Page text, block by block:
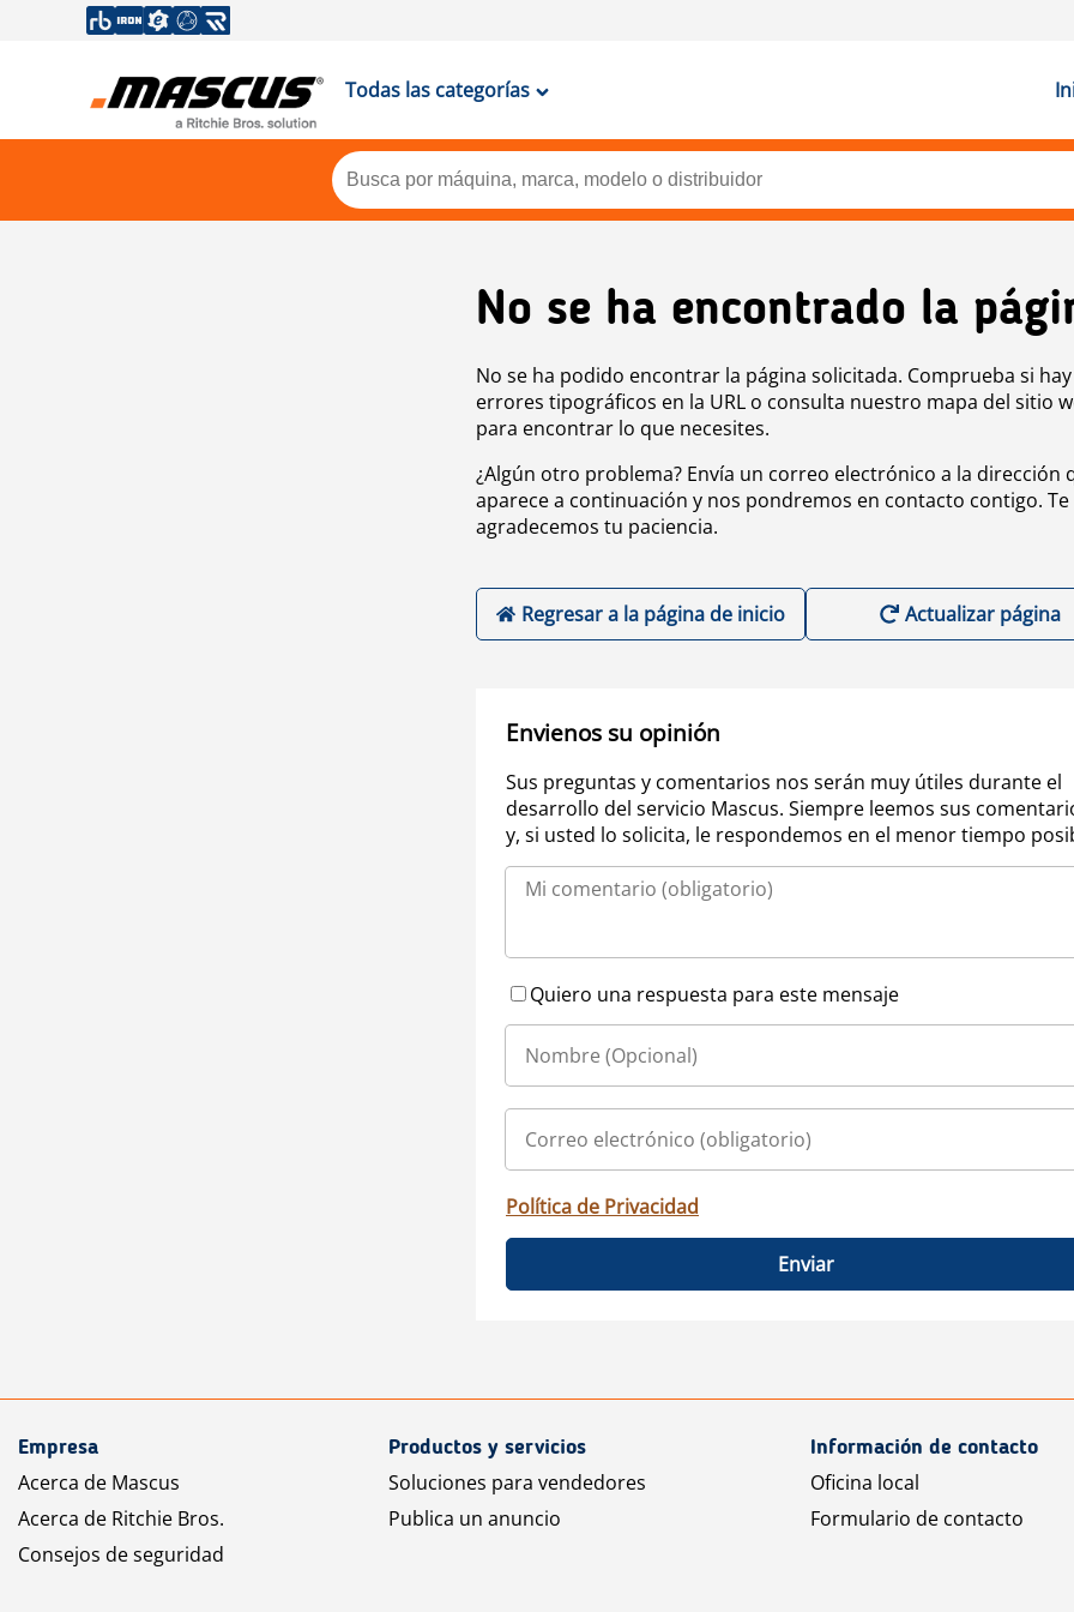
Todas las categorías
No se ha encontrado la
No se ha podido encontrar la página solicitada. Comprueba si hay
errores tipográficos en la URL o consulta nuestro mapa del sitio
para encontrar lo que necesites.
¿Algún otro problema? Envía un correo electrónico a la dirección
aparece a continuación y nos pondremos en contacto contigo. Te
agradecemos tu paciencia.
Regresar a la página de inicio Actualizar página
Envienos su opinión
Sus preguntas y comentarios nos serán muy útiles durante el
desarrollo del servicio Mascus. Siempre leemos sus
y, si usted lo solicita, le respondemos en el menor tiempo
Quiero una respuesta para este mensaje
Política de Privacidad
Enviar
Empresa
Acerca de Mascus
Acerca de Ritchie Bros.
Consejos de seguridad
Productos y servicios
Soluciones para vendedores
Publica un anuncio
Información de contacto
Oficina local
Formulario de contacto